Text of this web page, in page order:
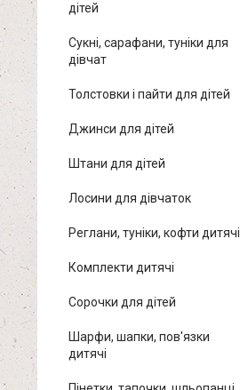
дітей
Сукні, сарафани, туніки для
дівчат
Толстовки і пайти для дітей
Джинси для дітей
Штани для дітей
Лосини для дівчаток
Реглани, туніки, кофти дитячі
Комплекти дитячі
Сорочки для дітей
Шарфи, шапки, пов'язки
дитячі